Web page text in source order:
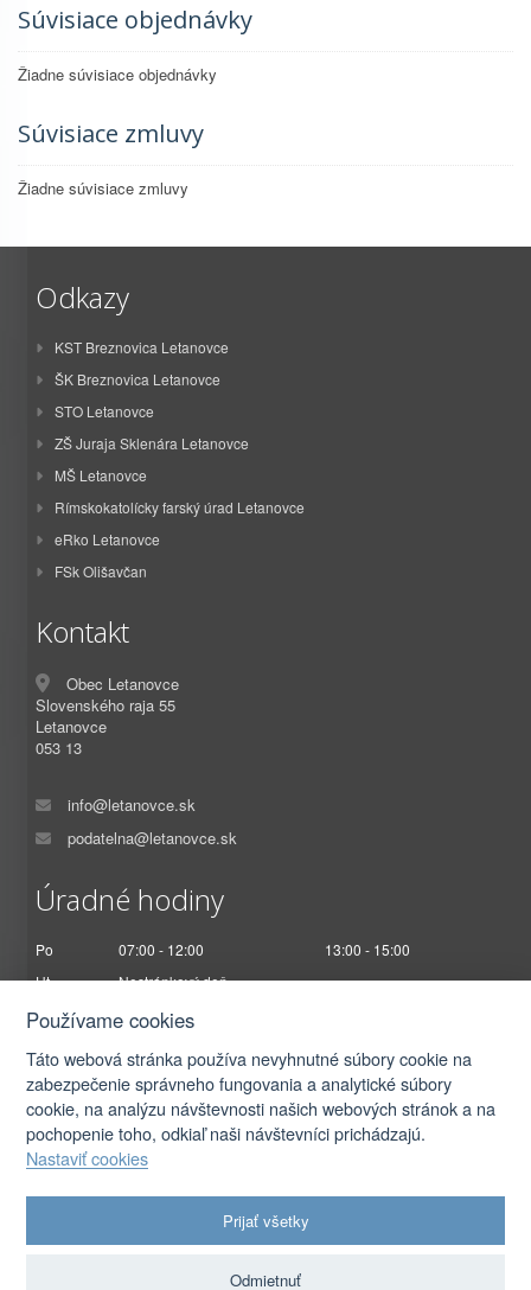
Súvisiace objednávky
Žiadne súvisiace objednávky
Súvisiace zmluvy
Žiadne súvisiace zmluvy
Odkazy
KST Breznovica Letanovce
ŠK Breznovica Letanovce
STO Letanovce
ZŠ Juraja Sklenára Letanovce
MŠ Letanovce
Rímskokatolícky farský úrad Letanovce
eRko Letanovce
FSk Olišavčan
Kontakt
Obec Letanovce
Slovenského raja 55
Letanovce
053 13
info@letanovce.sk
podatelna@letanovce.sk
Úradné hodiny
Po 07:00 - 12:00
13:00 - 15:00
Ut
Nestránkový deň
St
07:00 - 12:00
Pi
07:00 - 12:30
Ochrana osobných údajov|Prístupnosť
Používame cookies
Táto webová stránka používa nevyhnutné súbory cookie na
zabezpečenie správneho fungovania a analytické súbory
cookie, na analýzu návštevnosti našich webových stránok a na
pochopenie toho, odkiaľ naši návštevníci prichádzajú.
Nastaviť cookies
Prijať všetky
Odmietnuť